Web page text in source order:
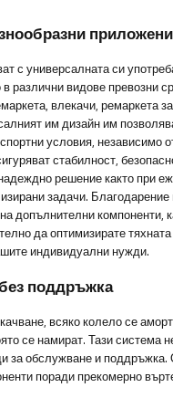
с универсалната си
различни видове превозни
влекачи, ремаркета
им дизайн им
условия, независимо
стабилност,
решение както при
задачи. Благодарение
допълнителни компоненти,
да оптимизирате тяхната
индивидуални нужди.
поддръжка
всяко колело се
се намират. Тази
за обслужване и
поради прекомерно